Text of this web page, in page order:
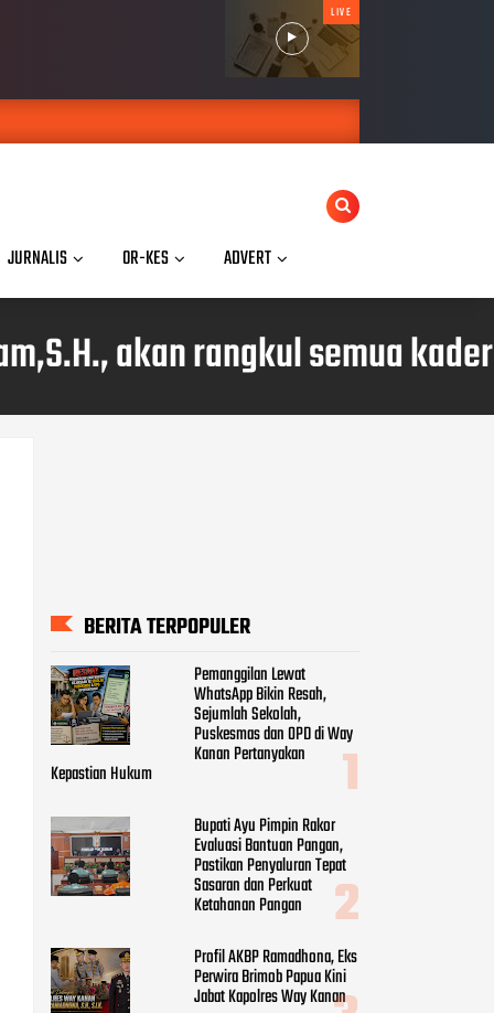
LIVE
JURNALIS OR-KES ADVERT
akan rangkul semua kader
BERITA TERPOPULER
Pemanggilan Lewat
WhatsApp Bikin Resah,
Sejumlah Sekolah,
Puskesmas dan OPD di Way
Kanan Pertanyakan
Kepastian Hukum
Bupati Ayu Pimpin Rakor
Evaluasi Bantuan Pangan,
Pastikan Penyaluran Tepat
Sasaran dan Perkuat
Ketahanan Pangan
Profil AKBP Ramadhona, Eks
Perwira Brimob Papua Kini
Jabat Kapolres Way Kanan